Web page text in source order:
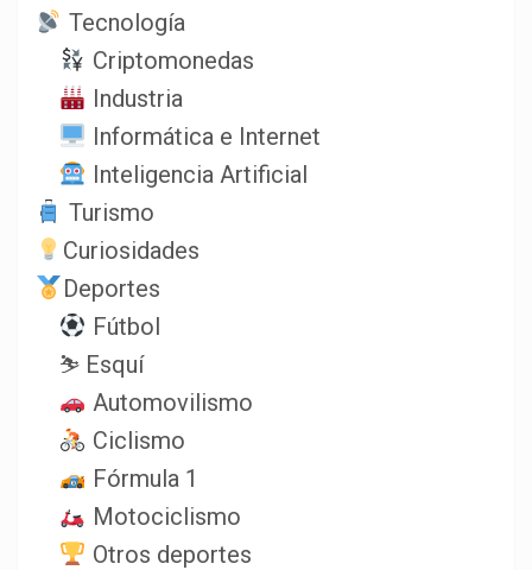
Tecnología
Criptomonedas
Industria
Informática e Internet
Inteligencia Artificial
Turismo
Curiosidades
Deportes
Fútbol
⛷️ Esquí
Automovilismo
Ciclismo
Fórmula 1
Motociclismo
Otros deportes